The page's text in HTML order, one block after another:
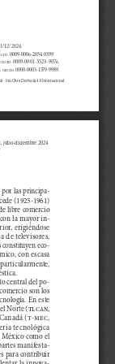
- Sin Obra Derivada 4.0 Internacional.
12/2024.
0009-0006-2054-0399.
ORCID: 0009-0001-3523-9076.
ORCID: 0000-0003-1579-9989.
julio-diciembre 2024
por las principa-
(1925-1961)
libre comercio
la mayor in-
erigiéndose
de televisores,
eco-
con escasa
central del po-
son los
En este
Norte (tlcan
(t-mec
tecnológica
México como el
manifesta-
para contribuir
la innova-